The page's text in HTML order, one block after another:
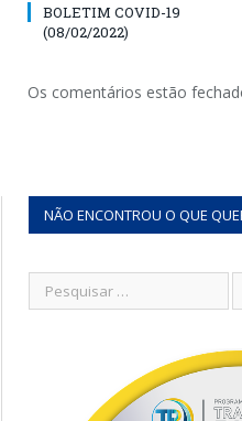
BOLETIM COVID-19
(08/02/2022)
Os comentários estão
NÃO ENCONTROU O QUE